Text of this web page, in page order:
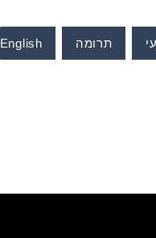
תרומה English